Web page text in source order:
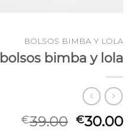
BOLSOS BIMBA Y LOLA
bolsos bimba y lola
€39.00 €30.00